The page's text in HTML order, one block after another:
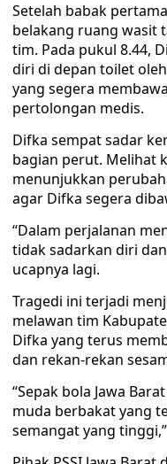
Setelah babak
belakang ruang wasit
tim. Pada pukul 8.44,
diri di depan toilet
yang segera
pertolongan medis.
Difka sempat sadar
bagian perut. Melihat
menunjukkan
agar Difka segera
“Dalam perjalanan
tidak sadarkan diri
ucapnya lagi.
Tragedi ini terjadi
melawan tim
Difka yang terus
dan rekan-rekan
“Sepak bola Jawa
muda berbakat yang
semangat yang